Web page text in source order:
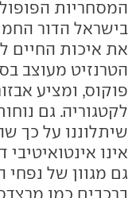
המסחריות
בישראל הדור
את איכות החיים
הטרנזיט מעוצב
פוקוס, ומציע
לקטגוריה. גם
שיתלוננו על כך
אינו
גם מגוון של
ברכבים כמו